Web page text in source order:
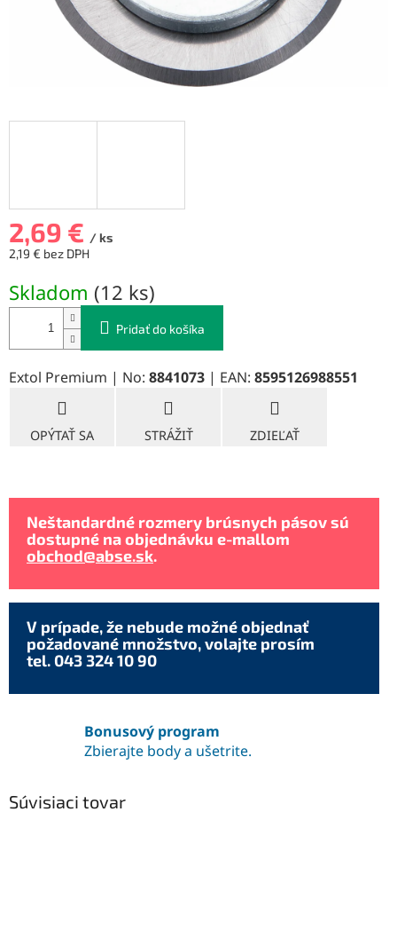
2,69 € / ks
2,19 € bez DPH
cena:
Skladom (12 ks)
Pridať do košíka
Extol Premium | No: 8841073 | EAN: 8595126988551
OPÝTAŤ SA STRÁŽIŤ ZDIEĽAŤ
Neštandardné rozmery brúsnych pásov sú
dostupné na objednávku e-mallom
obchod@abse.sk.
V prípade, že nebude možné objednať
požadované množstvo, volajte prosím
tel. 043 324 10 90
Bonusový program
Zbierajte body a ušetrite.
Súvisiaci tovar